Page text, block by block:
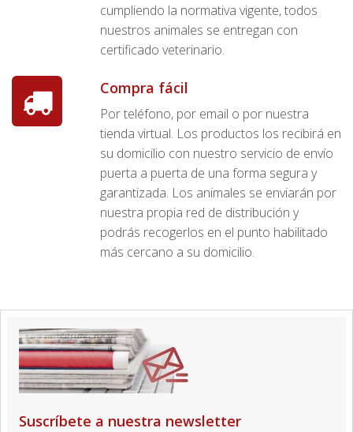
cumpliendo la normativa vigente, todos
nuestros animales se entregan con
certificado veterinario.
Compra fácil
Por teléfono, por email o por nuestra
tienda virtual. Los productos los recibirá en
su domicilio con nuestro servicio de envío
puerta a puerta de una forma segura y
garantizada. Los animales se enviarán por
nuestra propia red de distribución y
podrás recogerlos en el punto habilitado
más cercano a su domicilio.
Suscríbete a nuestra newsletter